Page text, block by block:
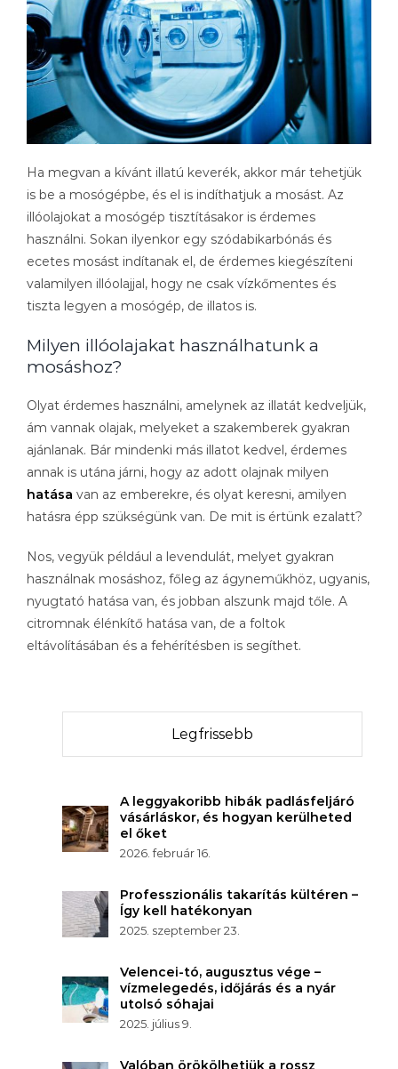
Ha megvan a kívánt illatú keverék, akkor már tehetjük
is be a mosógépbe, és el is indíthatjuk a mosást. Az
illóolajokat a mosógép tisztításakor is érdemes
használni. Sokan ilyenkor egy szódabikarbónás és
ecetes mosást indítanak el, de érdemes kiegészíteni
valamilyen illóolajjal, hogy ne csak vízkőmentes és
tiszta legyen a mosógép, de illatos is.
Milyen illóolajakat használhatunk a
mosáshoz?
Olyat érdemes használni, amelynek az illatát kedveljük,
ám vannak olajak, melyeket a szakemberek gyakran
ajánlanak. Bár mindenki más illatot kedvel, érdemes
annak is utána járni, hogy az adott olajnak milyen
hatása van az emberekre, és olyat keresni, amilyen
hatásra épp szükségünk van. De mit is értünk ezalatt?
Nos, vegyük például a levendulát, melyet gyakran
használnak mosáshoz, főleg az ágyneműkhöz, ugyanis,
nyugtató hatása van, és jobban alszunk majd tőle. A
citromnak élénkítő hatása van, de a foltok
eltávolításában és a fehérítésben is segíthet.
Legfrissebb
A leggyakoribb hibák padlásfeljáró
vásárláskor, és hogyan kerülheted
el őket
2026. február 16.
Professzionális takarítás kültéren –
Így kell hatékonyan
2025. szeptember 23.
Velencei-tó, augusztus vége –
vízmelegedés, időjárás és a nyár
utolsó sóhajai
2025. július 9.